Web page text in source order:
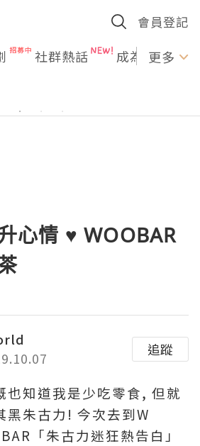
會員登記
社群熱話 成為U更多
心情 ♥ WOOBAR
追蹤
也知道我是少吃零食, 但就
黑朱古力! 今次去到W
「朱古力迷狂熱告白」